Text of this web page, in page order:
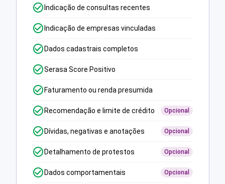
Indicação de consultas recentes
Indicação de empresas vinculadas
Dados cadastrais completos
Serasa Score Positivo
Faturamento ou renda presumida
Recomendação e limite de crédito Opcional
Dívidas, negativas e anotações Opcional
Detalhamento de protestos Opcional
Dados comportamentais Opcional